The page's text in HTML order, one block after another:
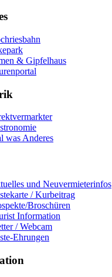
& Gipfelhaus
was Anderes
und Neuvermieterinfos
/ Kurbeitrag
Broschüren
Information
/ Webcam
Ehrungen